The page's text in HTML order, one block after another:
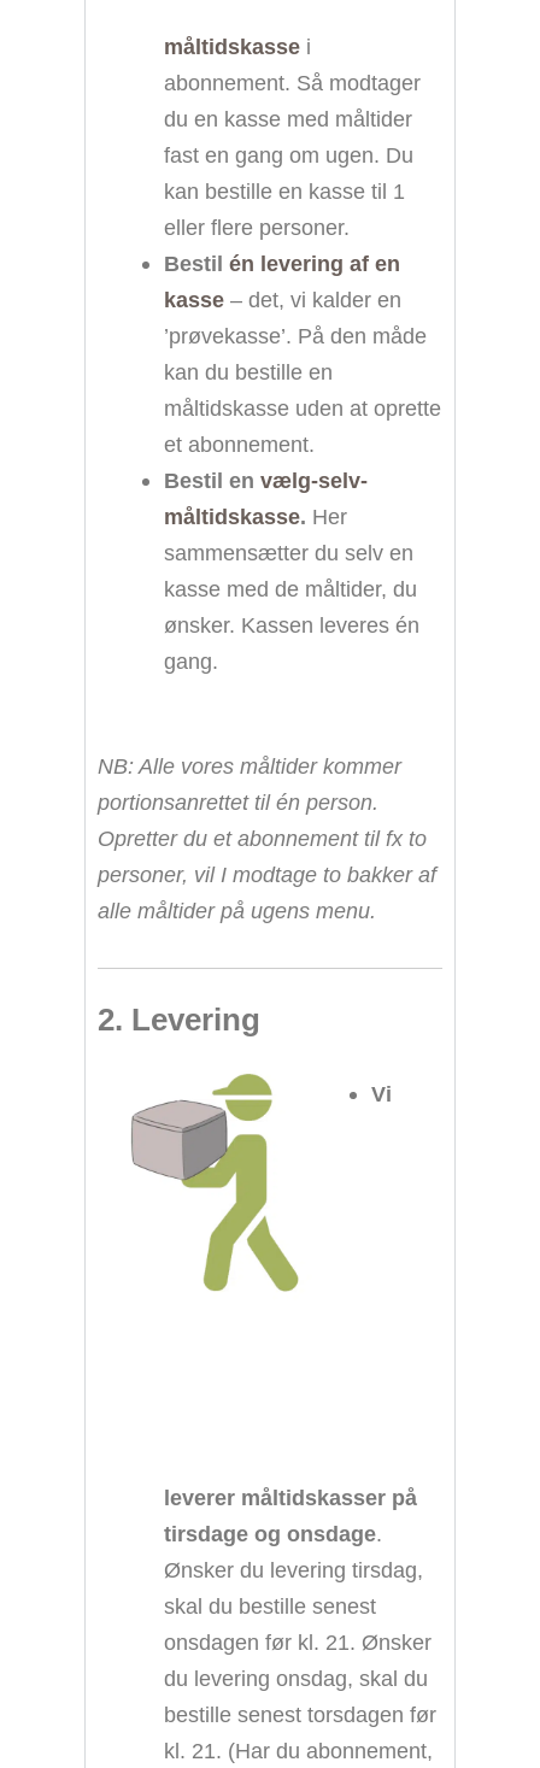
måltidskasse i
abonnement. Så modtager
du en kasse med måltider
fast en gang om ugen. Du
kan bestille en kasse til 1
eller flere personer.
Bestil én levering af en
kasse – det, vi kalder en
’prøvekasse’. På den måde
kan du bestille en
måltidskasse uden at oprette
et abonnement.
Bestil en vælg-selv-
måltidskasse. Her
sammensætter du selv en
kasse med de måltider, du
ønsker. Kassen leveres én
gang.
NB: Alle vores måltider kommer
portionsanrettet til én person.
Opretter du et abonnement til fx to
personer, vil I modtage to bakker af
alle måltider på ugens menu.
2. Levering
Vi
leverer måltidskasser på
tirsdage og onsdage.
Ønsker du levering tirsdag,
skal du bestille senest
onsdagen før kl. 21. Ønsker
du levering onsdag, skal du
bestille senest torsdagen før
kl. 21. (Har du abonnement,